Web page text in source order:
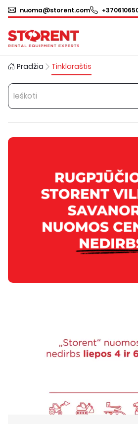
nuoma@storent.com
Pradžia Tinklaraštis